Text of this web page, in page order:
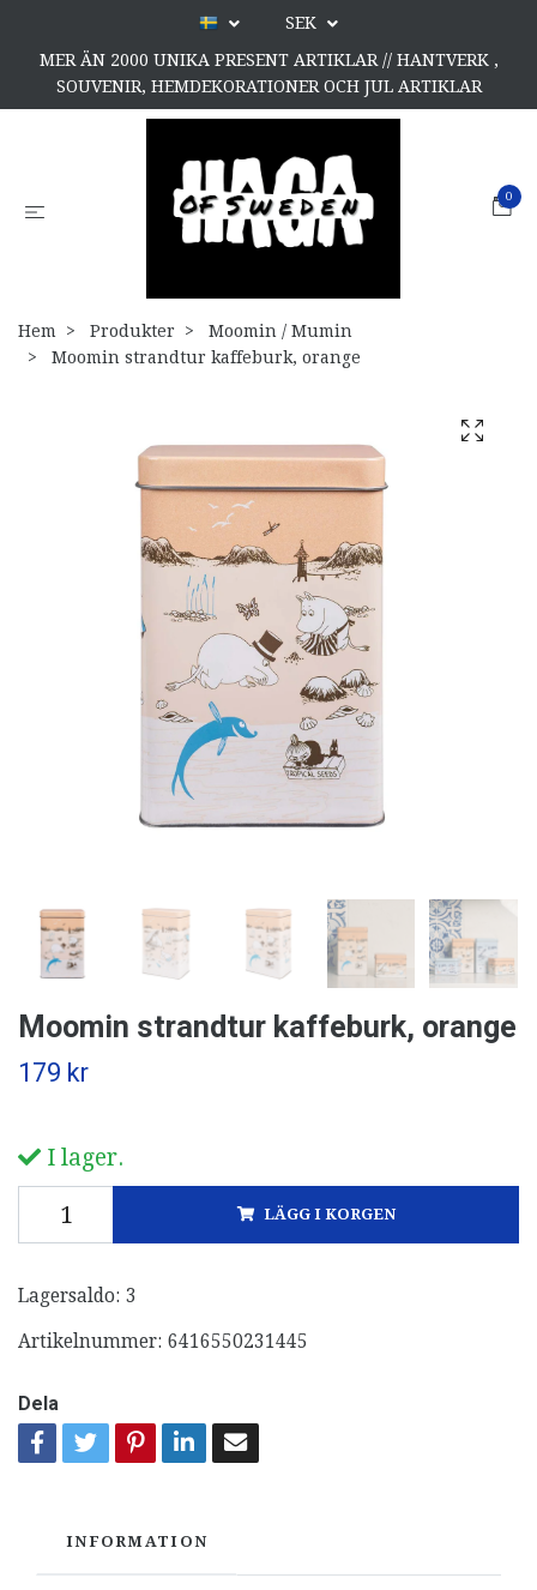
SEK
MER ÄN 2000 UNIKA PRESENT ARTIKLAR // HANTVERK ,
SOUVENIR, HEMDEKORATIONER OCH JUL ARTIKLAR
0
Hem Produkter
Moomin / Mumin
Moomin strandtur kaffeburk, orange
Moomin strandtur kaffeburk, orange
179 kr
I lager.
LÄGG I KORGEN
Lagersaldo: 3
Artikelnummer: 6416550231445
Dela
INFORMATION